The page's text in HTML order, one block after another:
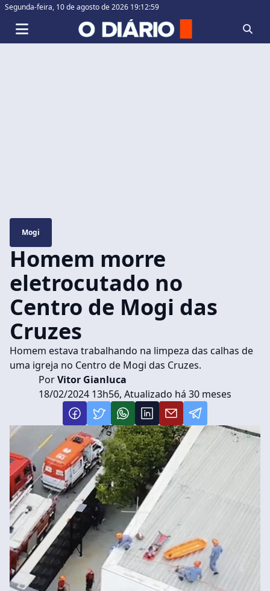
Segunda-feira, 10 de agosto de 2026 19:13:00
Mogi
Homem morre
eletrocutado no
Centro de Mogi das
Cruzes
Homem estava trabalhando na limpeza das calhas de
uma igreja no Centro de Mogi das Cruzes.
PorVitor Gianluca
18/02/2024 13h56, Atualizado há 30 meses